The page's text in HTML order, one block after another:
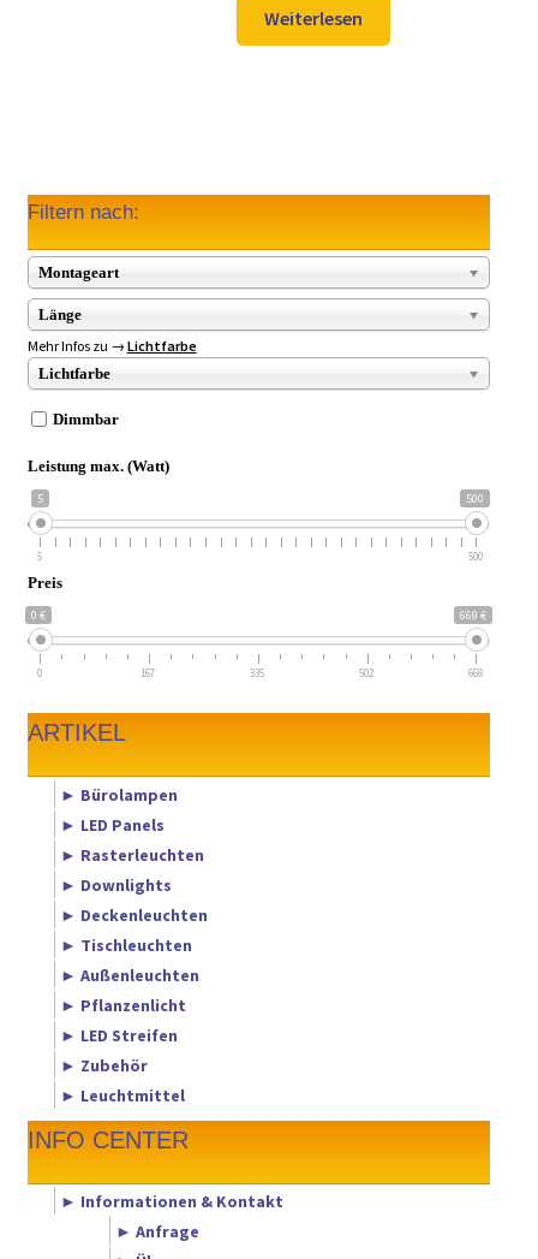
27,98 €
ist:
20,97 €.
Weiterlesen
Filtern nach:
Montageart
Länge
Mehr Infos zu → Lichtfarbe
Lichtfarbe
Dimmbar
Leistung max. (Watt)
5 500
5 500
Preis
0 € 669 €
0 167 335 502 669
ARTIKEL
► Bürolampen
► LED Panels
► Rasterleuchten
► Downlights
► Deckenleuchten
► Tischleuchten
► Außenleuchten
► Pflanzenlicht
► LED Streifen
► Zubehör
► Leuchtmittel
INFO CENTER
► Informationen & Kontakt
► Anfrage